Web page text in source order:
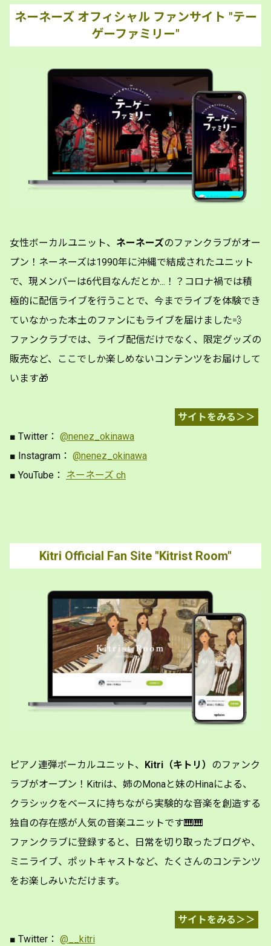
ネーネーズ オフィシャル ファンサイト "テー
ゲーファミリー"
女性ボーカルユニット、 ネーネーズのファンクラブがオー
プン！ネーネーズは1990年に沖縄で結成されたユニット
で、現メンバーは6代目なんだとか...！？コロナ禍では積
極的に配信ライブを行うことで、今までライブを体験でき
ていなかった本土のファンにもライブを届けました💨
ファンクラブでは、ライブ配信だけでなく、限定グッズの
販売など、ここでしか楽しめないコンテンツをお届けして
います🎁
サイトをみる＞＞
■ Twitter： @nenez_okinawa
■ Instagram： @nenez_okinawa
■ YouTube：
ネーネーズ ch
Kitri Official Fan Site "Kitrist Room"
ピアノ連弾ボーカルユニット、 Kitri（キトリ） のファンク
ラブがオープン！Kitriは、姉のMonaと妹のHinaによる、
クラシックをベースに持ちながら実験的な音楽を創造する
独自の存在感が人気の音楽ユニットです🎹🎹
ファンクラブに登録すると、日常を切り取ったブログや、
ミニライブ、ポットキャストなど、たくさんのコンテンツ
をお楽しみいただけます。
サイトをみる＞＞
■ Twitter： @__kitri